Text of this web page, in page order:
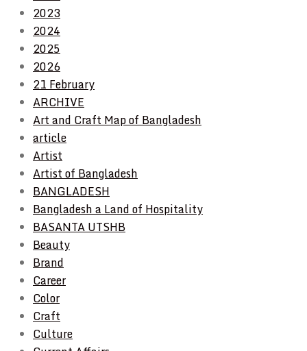
2023
2024
2025
2026
21 February
ARCHIVE
Art and Craft Map of Bangladesh
article
Artist
Artist of Bangladesh
BANGLADESH
Bangladesh a Land of Hospitality
BASANTA UTSHB
Beauty
Brand
Career
Color
Craft
Culture